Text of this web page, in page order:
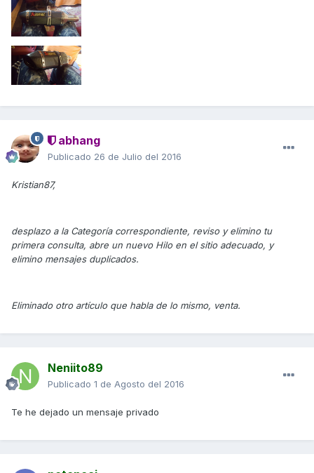
abhang
Publicado 26 de Julio del 2016
Kristian87,
desplazo a la Categoría correspondiente, reviso y elimino tu
primera consulta, abre un nuevo Hilo en el sitio adecuado, y
elimino mensajes duplicados.
Eliminado otro artículo que habla de lo mismo, venta.
Neniito89
Publicado 1 de Agosto del 2016
Te he dejado un mensaje privado